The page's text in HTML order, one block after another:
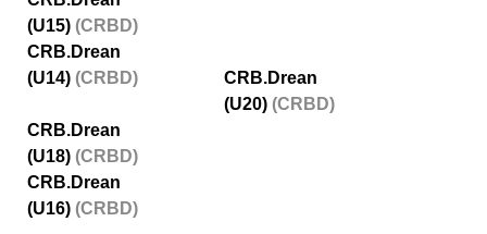
(U15) (CRBD)
CRB.Drean
(U14) (CRBD)
CRB.Drean
(U20) (CRBD)
CRB.Drean
(U18) (CRBD)
CRB.Drean
(U16) (CRBD)